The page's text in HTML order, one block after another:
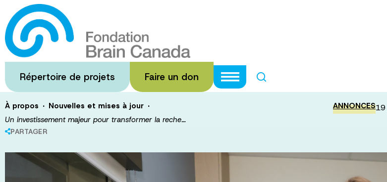
Passer
au
contenu
principal
Répertoire de projets Faire un don
Un investissement majeur
recherche en santé mentale
À propos · Nouvelles et mises à jour ·
Un investissement majeur pour transformer la reche…
PARTAGER
ANNONCES